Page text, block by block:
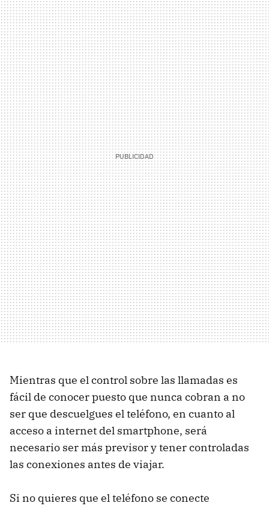
Mientras que el control sobre las llamadas es
fácil de conocer puesto que nunca cobran a no
ser que descuelgues el teléfono, en cuanto al
acceso a internet del smartphone, será
necesario ser más previsor y tener controladas
las conexiones antes de viajar.
Si no quieres que el teléfono se conecte